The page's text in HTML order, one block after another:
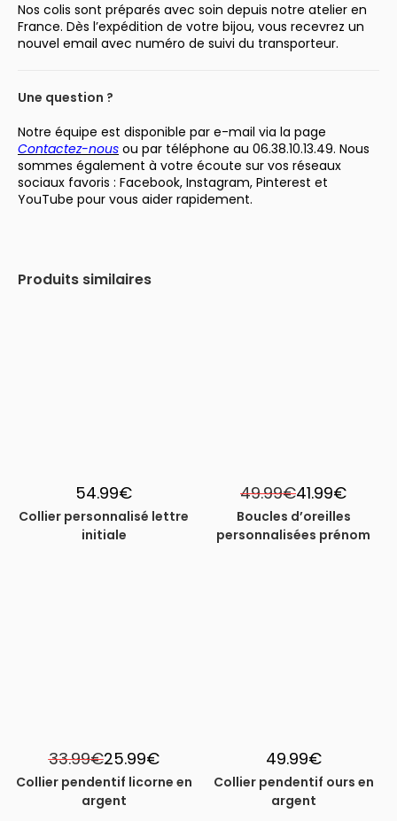
Nos colis sont préparés avec soin depuis notre atelier en
France. Dès l’expédition de votre bijou, vous recevrez un
nouvel email avec numéro de suivi du transporteur.
Une question ?
Notre équipe est disponible par e-mail via la page
Contactez-nous ou par téléphone au 06.38.10.13.49. Nous
sommes également à votre écoute sur vos réseaux
sociaux favoris : Facebook, Instagram, Pinterest et
YouTube pour vous aider rapidement.
Produits similaires
54.99€
Collier personnalisé lettre
initiale
49.99€41.99€
Boucles d’oreilles
personnalisées prénom
33.99€25.99€
Collier pendentif licorne en
argent
49.99€
Collier pendentif ours en
argent